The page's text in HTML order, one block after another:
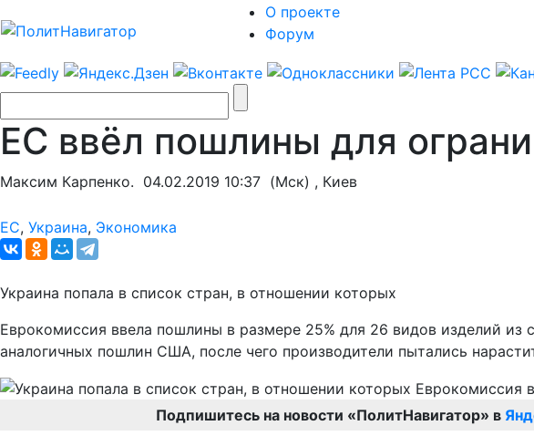
О проекте
Форум
ЕС ввёл пошлины для
Максим Карпенко. 04.02.2019 10:37 (Мск) , Киев
ЕС, Украина, Экономика
Украина попала в список стран, в отношении которых
Еврокомиссия ввела пошлины в размере 25% для 26 видов изделий
аналогичных пошлин США, после чего производители пытались
Подпишитесь на новости «ПолитНавигатор» в